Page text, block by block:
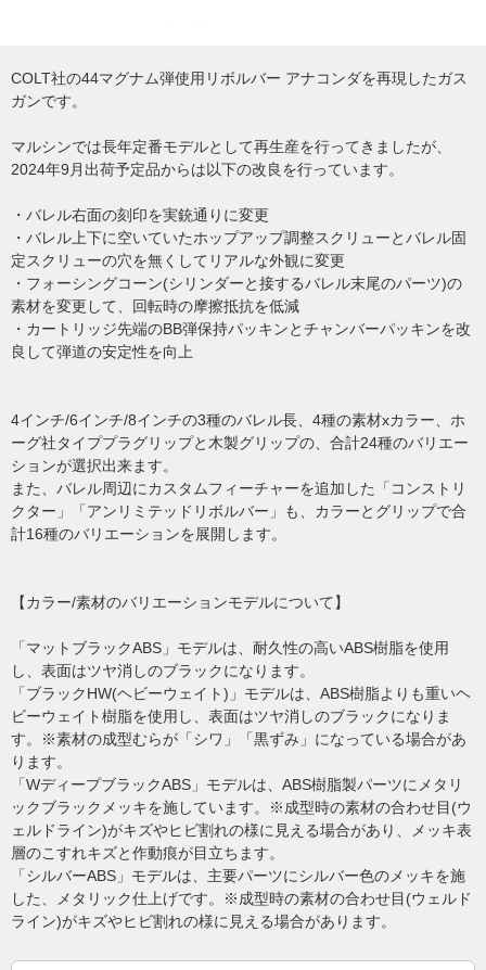
COLT社の44マグナム弾使用リボルバー アナコンダを再現したガス
ガンです。
マルシンでは長年定番モデルとして再生産を行ってきましたが、
2024年9月出荷予定品からは以下の改良を行っています。
・バレル右面の刻印を実銃通りに変更
・バレル上下に空いていたホップアップ調整スクリューとバレル固
定スクリューの穴を無くしてリアルな外観に変更
・フォーシングコーン(シリンダーと接するバレル末尾のパーツ)の
素材を変更して、回転時の摩擦抵抗を低減
・カートリッジ先端のBB弾保持パッキンとチャンバーパッキンを改
良して弾道の安定性を向上
4インチ/6インチ/8インチの3種のバレル長、4種の素材xカラー、ホ
ーグ社タイププラグリップと木製グリップの、合計24種のバリエー
ションが選択出来ます。
また、バレル周辺にカスタムフィーチャーを追加した「コンストリ
クター」「アンリミテッドリボルバー」も、カラーとグリップで合
計16種のバリエーションを展開します。
【カラー/素材のバリエーションモデルについて】
「マットブラックABS」モデルは、耐久性の高いABS樹脂を使用
し、表面はツヤ消しのブラックになります。
「ブラックHW(ヘビーウェイト)」モデルは、ABS樹脂よりも重いヘ
ビーウェイト樹脂を使用し、表面はツヤ消しのブラックになりま
す。※素材の成型むらが「シワ」「黒ずみ」になっている場合があ
ります。
「WディープブラックABS」モデルは、ABS樹脂製パーツにメタリ
ックブラックメッキを施しています。※成型時の素材の合わせ目(ウ
ェルドライン)がキズやヒビ割れの様に見える場合があり、メッキ表
層のこすれキズと作動痕が目立ちます。
「シルバーABS」モデルは、主要パーツにシルバー色のメッキを施
した、メタリック仕上げです。※成型時の素材の合わせ目(ウェルド
ライン)がキズやヒビ割れの様に見える場合があります。